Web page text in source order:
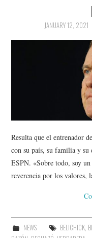
JANUARY 12, 2021
Resulta que el entrenador
con su país, su familia y
ESPN. «Sobre todo, soy
reverencia por los valores,
NEWS BELICHICK,